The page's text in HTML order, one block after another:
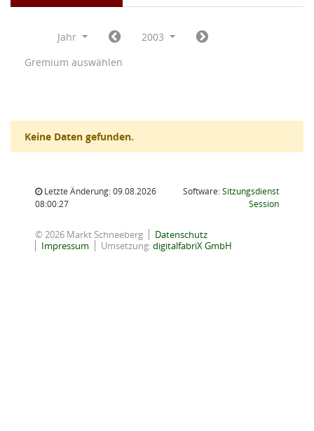
Jahr
2003
Gremium auswählen
Keine Daten gefunden.
Letzte Änderung: 09.08.2026
08:00:27
Software:Sitzungsdienst
Session(Wird in
© 2026 Markt Schneeberg
Datenschutz
Impressum
Umsetzung:digitalfabriX GmbH